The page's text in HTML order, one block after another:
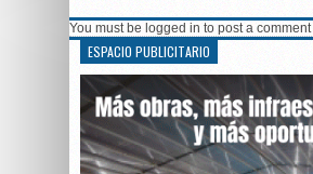
You must be logged in to post a comment
ESPACIO PUBLICITARIO